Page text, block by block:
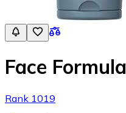
Face
Rank 1019